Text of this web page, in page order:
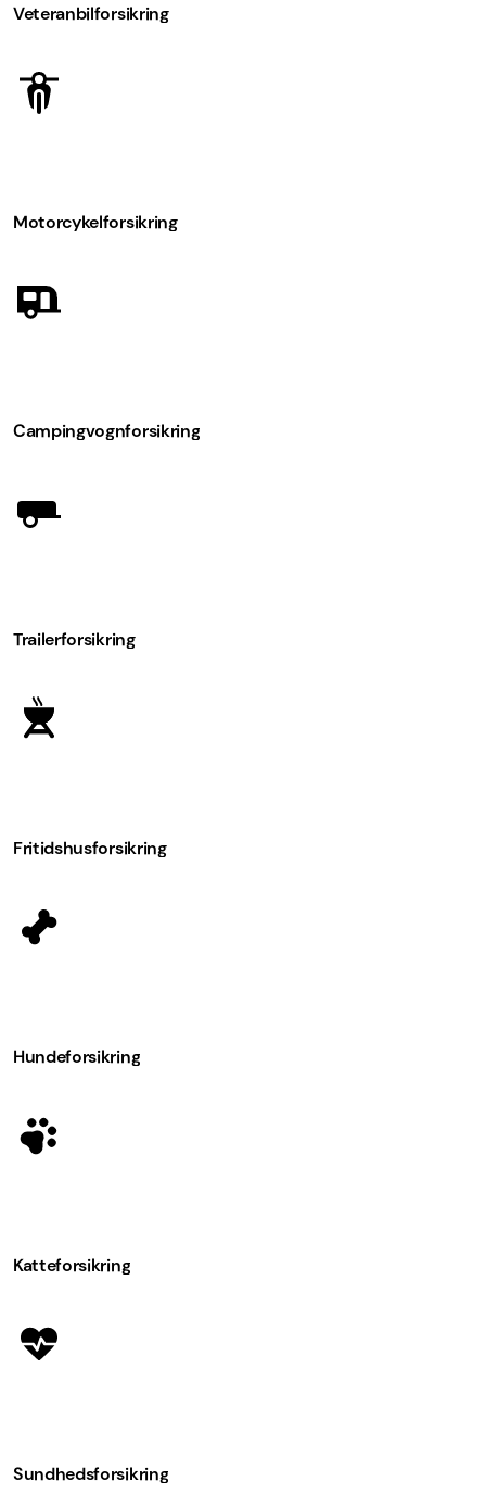
Veteranbilforsikring
Motorcykel­forsikring
Campingvogn­forsikring
Trailerforsikring
Fritidshusforsikring
Hundeforsikring
Katteforsikring
Sundhedsforsikring